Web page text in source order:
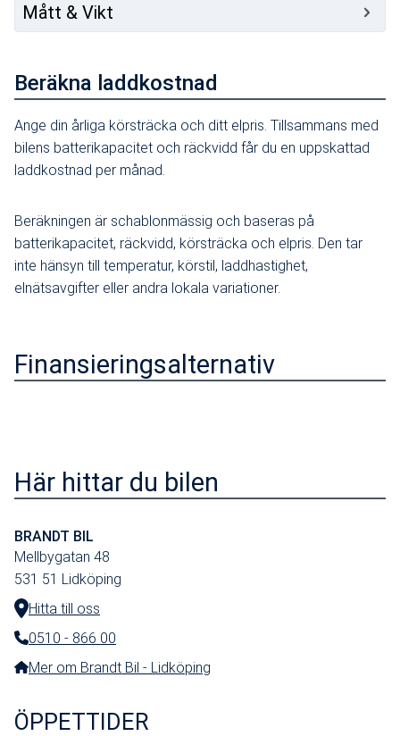
Beräkna laddkostnad
Ange din årliga körsträcka och ditt elpris. Tillsammans med
bilens batterikapacitet och räckvidd får du en uppskattad
laddkostnad per månad.
Beräkningen är schablonmässig och baseras på
batterikapacitet, räckvidd, körsträcka och elpris. Den tar
inte hänsyn till temperatur, körstil, laddhastighet,
elnätsavgifter eller andra lokala variationer.
Mått & Vikt
Finansieringsalternativ
Här hittar du bilen
BRANDT BIL
Mellbygatan 48
531 51 Lidköping
Hitta till oss
Telefonnummer:
0510 - 866 00
Mer om Brandt Bil - Lidköping
ÖPPETTIDER